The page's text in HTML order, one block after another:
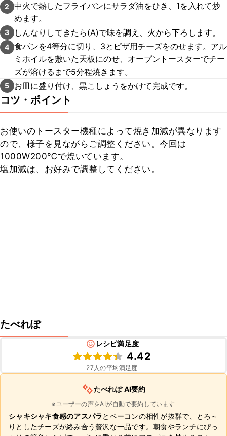
2
中火で熱したフライパンにサラダ油をひき、1を入れて炒
めます。
3 しんなりしてきたら(A)で味を調え、火から下ろします。
4 食パンを4等分に切り、3とピザ用チーズをのせます。アル
ミホイルを敷いた天板にのせ、オーブントースターでチー
ズが溶けるまで5分程焼きます。
5 お皿に盛り付け、黒こしょうをかけて完成です。
コツ・ポイント
お使いのトースター機種によって焼き加減が異なります
ので、様子を見ながらご調整ください。今回は
1000W200℃で焼いています。
塩加減は、お好みで調整してください。
たべれぽ
レシピ満足度
4.42
27 人の平均満足度
たべれぽ AI要約
※ユーザーの声をAIが自動で要約しています
シャキシャキ食感のアスパラとベーコンの相性が抜群で、とろ～
りとしたチーズが絡み合う贅沢な一品です。朝食やランチにぴっ